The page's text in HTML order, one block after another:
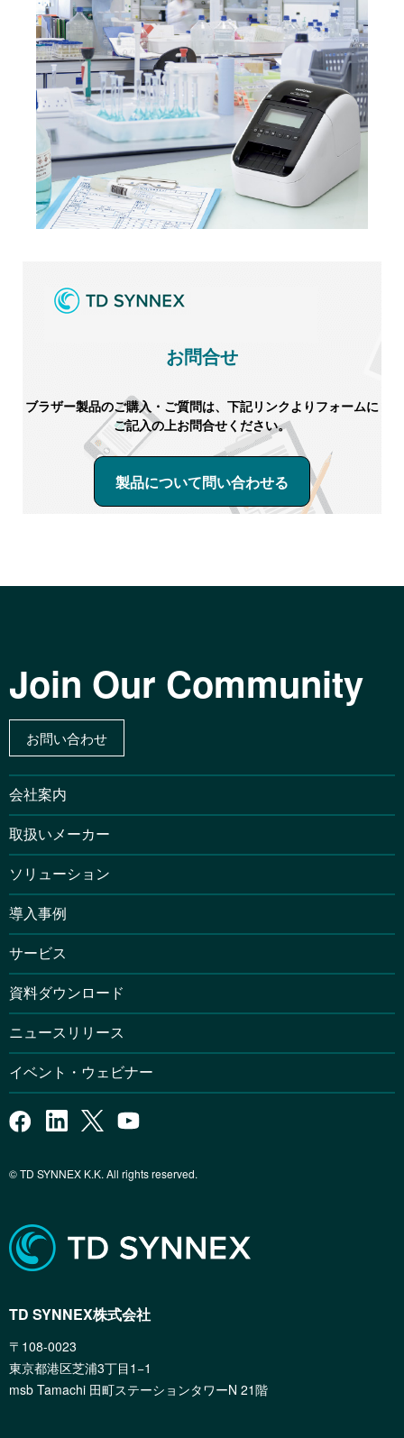
お問合せ
ブラザー製品のご購入・ご質問は、下記リンクよりフォームに
ご記入の上お問合せください。
製品について問い合わせる
Join Our Community
お問い合わせ
会社案内
取扱いメーカー
ソリューション
導入事例
サービス
資料ダウンロード
ニュースリリース
イベント・ウェビナー
© TD SYNNEX K.K. All rights reserved.
TD SYNNEX株式会社
〒108-0023
東京都港区芝浦3丁目1−1
msb Tamachi 田町ステーションタワーN 21階